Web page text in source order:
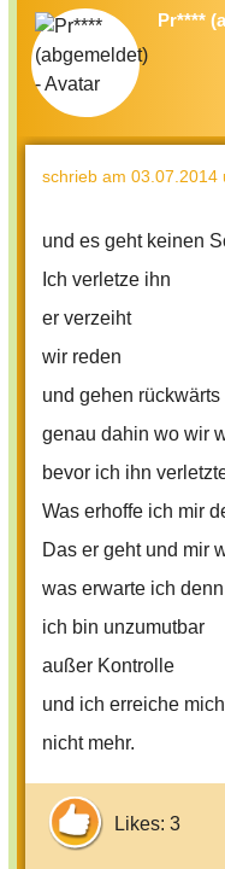
Pr****
schrieb am 03.07.2014
und es geht keinen
Ich verletze ihn
er verzeiht
wir reden
und gehen rückwärts
genau dahin wo wir
bevor ich ihn
Was erhoffe ich mir
Das er geht und mir
was erwarte ich
ich bin unzumutbar
außer Kontrolle
und ich erreiche
nicht mehr.
Likes: 3